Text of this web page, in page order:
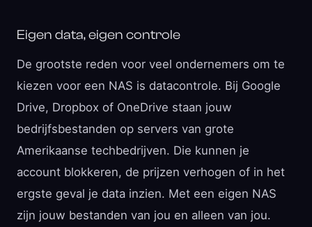
Eigen data, eigen controle
De grootste reden voor veel ondernemers om te
kiezen voor een NAS is datacontrole. Bij Google
Drive, Dropbox of OneDrive staan jouw
bedrijfsbestanden op servers van grote
Amerikaanse techbedrijven. Die kunnen je
account blokkeren, de prijzen verhogen of in het
ergste geval je data inzien. Met een eigen NAS
zijn jouw bestanden van jou en alleen van jou.